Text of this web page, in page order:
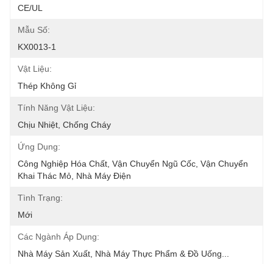
CE/UL
Mẫu Số:
KX0013-1
Vật Liệu:
Thép Không Gỉ
Tính Năng Vật Liệu:
Chịu Nhiệt, Chống Cháy
Ứng Dụng:
Công Nghiệp Hóa Chất, Vận Chuyển Ngũ Cốc, Vận Chuyển
Khai Thác Mỏ, Nhà Máy Điện
Tình Trạng:
Mới
Các Ngành Áp Dụng:
Nhà Máy Sản Xuất, Nhà Máy Thực Phẩm & Đồ Uống...